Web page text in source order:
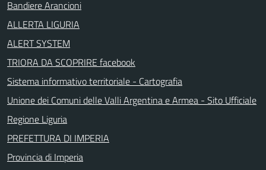
Bandiere Arancioni
ALLERTA LIGURIA
ALERT SYSTEM
TRIORA DA SCOPRIRE facebook
Sistema informativo territoriale - Cartografia
Unione dei Comuni delle Valli Argentina e Armea - Sito Ufficiale
Regione Liguria
PREFETTURA DI IMPERIA
Provincia di Imperia